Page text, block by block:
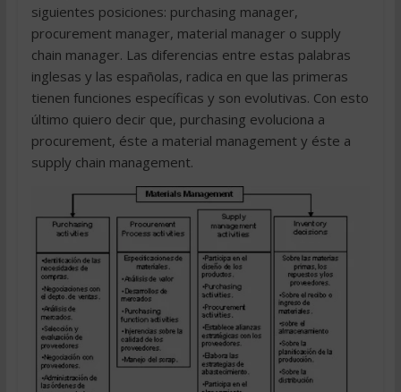
siguientes posiciones: purchasing manager,
procurement manager, material manager o supply
chain manager. Las diferencias entre estas palabras
inglesas y las españolas, radica en que las primeras
tienen funciones específicas y son evolutivas. Con esto
último quiero decir que, purchasing evoluciona a
procurement, éste a material management y éste a
supply chain management.